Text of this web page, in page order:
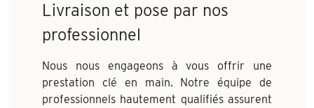
Livraison et pose par nos
professionnel
Nous nous engageons à vous offrir une
prestation clé en main. Notre équipe de
professionnels hautement qualifiés assurent